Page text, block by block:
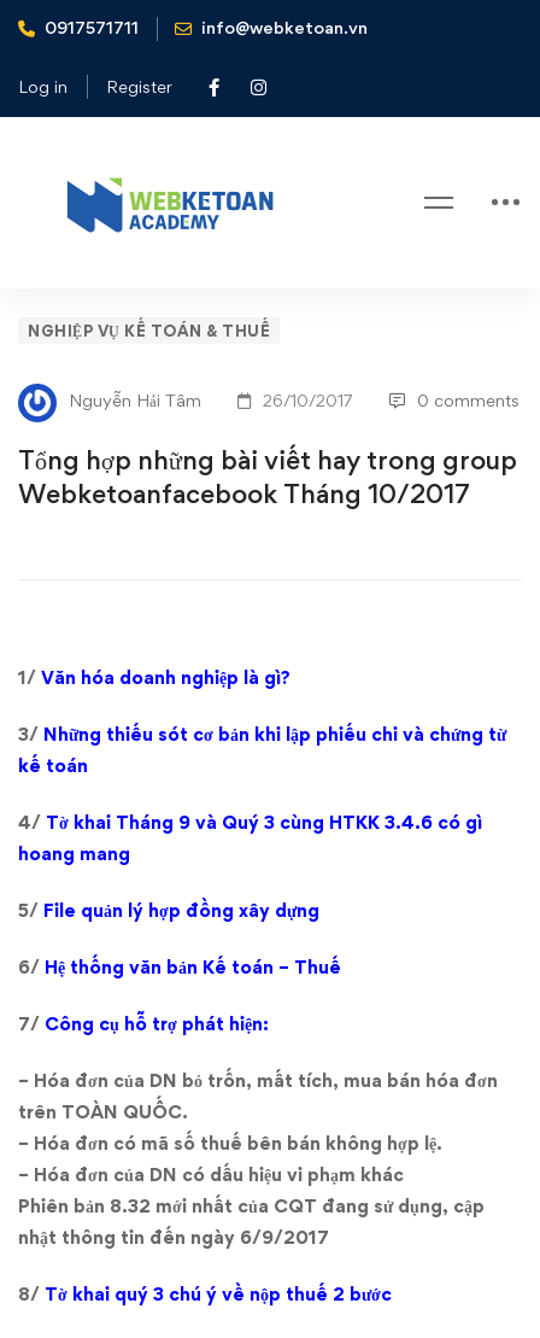
0917571711 info@webketoan.vn
Log in Register
Home
Nghiệp vụ Kế toán & Thuế
Webketoanfacebook Tháng 10/2017
Tổng
hợp
những
bài
trong
group
Webketoanfacebook
Tháng
10/2017
NGHIỆP VỤ KẾ TOÁN & THUẾ
Nguyễn Hải Tâm 26/10/2017 0 comments
Tổng hợp những bài viết hay trong group
Webketoanfacebook Tháng 10/2017
1/ Văn hóa doanh nghiệp là gì?
3/ Những thiếu sót cơ bản khi lập phiếu chi và chứng từ
kế toán
4/ Tờ khai Tháng 9 và Quý 3 cùng HTKK 3.4.6 có gì
hoang mang
5/ File quản lý hợp đồng xây dựng
6/ Hệ thống văn bản Kế toán – Thuế
7/ Công cụ hỗ trợ phát hiện:
– Hóa đơn của DN bỏ trốn, mất tích, mua bán hóa đơn
trên TOÀN QUỐC.
– Hóa đơn có mã số thuế bên bán không hợp lệ.
– Hóa đơn của DN có dấu hiệu vi phạm khác
Phiên bản 8.32 mới nhất của CQT đang sử dụng, cập
nhật thông tin đến ngày 6/9/2017
8/ Tờ khai quý 3 chú ý về nộp thuế 2 bước